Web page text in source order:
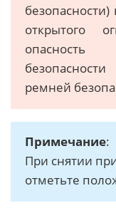
открытого
опасность
ремней
Примечание:
При снятии
отметьте